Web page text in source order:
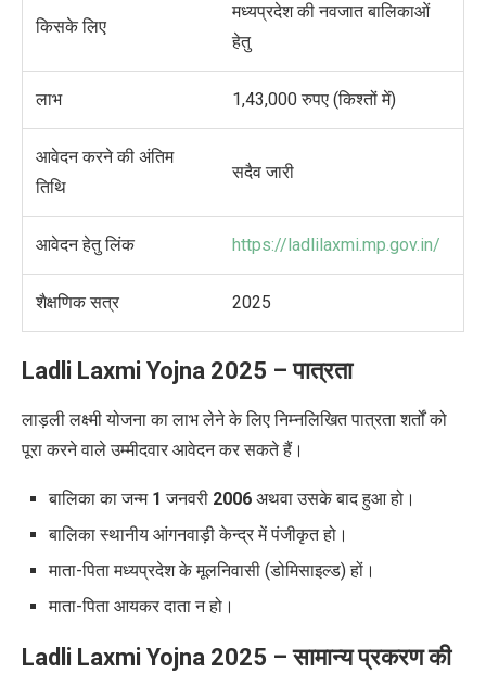
किसके लिए
मध्यप्रदेश की नवजात बालिकाओं
हेतु
लाभ 1,43,000 रुपए (किश्तों में)
आवेदन करने की अंतिम
तिथि
सदैव जारी
आवेदन हेतु लिंक https://ladlilaxmi.mp.gov.in/
शैक्षणिक सत्र 2025
Ladli Laxmi Yojna 2025 –पात्रता
लाड़ली लक्ष्मी योजना का लाभ लेने के लिए निम्नलिखित पात्रता शर्तों को
पूरा करने वाले उम्मीदवार आवेदन कर सकते हैं।
बालिका का जन्म 1 जनवरी 2006 अथवा उसके बाद हुआ हो।
बालिका स्थानीय आंगनवाड़ी केन्द्र में पंजीकृत हो।
माता-पिता मध्यप्रदेश के मूलनिवासी (डोमिसाइल्ड) हों।
माता-पिता आयकर दाता न हो।
Ladli Laxmi Yojna 2025 –सामान्य प्रकरण की